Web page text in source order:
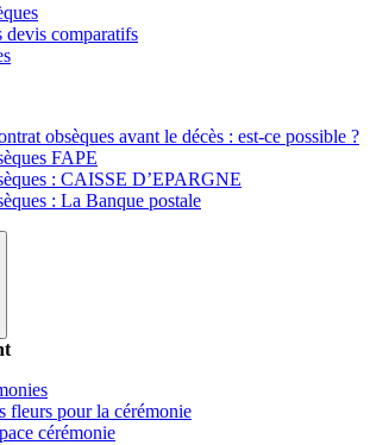
devis comparatifs
obsèques avant le décès : est-ce possible ?
FAPE
: CAISSE D’EPARGNE
: La Banque postale
fleurs pour la cérémonie
cérémonie